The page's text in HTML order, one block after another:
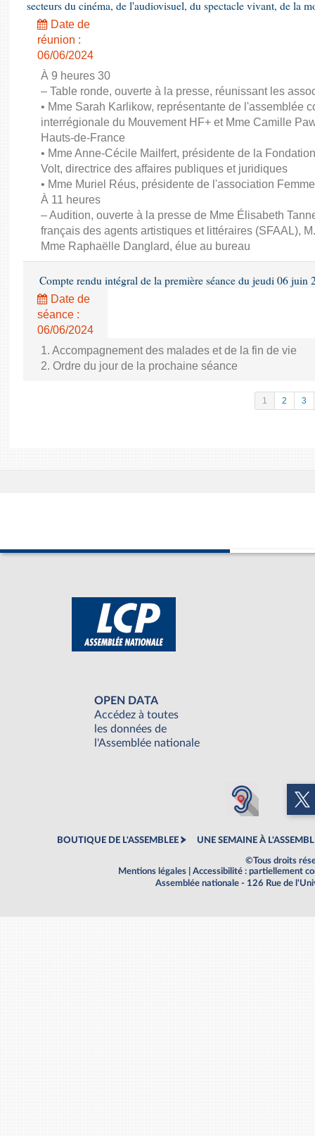
secteurs du cinéma, de l'audiovisuel, du spectacle vivant, de la
Date de
réunion :
06/06/2024
À 9 heures 30
– Table ronde, ouverte à la presse, réunissant les
• Mme Sarah Karlikow, représentante de l'assemblée
interrégionale du Mouvement HF+ et Mme Camille
Hauts-de-France
• Mme Anne-Cécile Mailfert, présidente de la
Volt, directrice des affaires publiques et juridiques
• Mme Muriel Réus, présidente de l'association
À 11 heures
– Audition, ouverte à la presse de Mme Élisabeth
français des agents artistiques et littéraires (SFAAL),
Mme Raphaëlle Danglard, élue au bureau
Compte rendu intégral de la première séance du jeudi 06 juin
Date de
séance :
06/06/2024
1. Accompagnement des malades et de la fin de vie
2. Ordre du jour de la prochaine séance
1 2 3
OPEN DATA
Accédez à toutes
les données de
l'Assemblée nationale
BOUTIQUE DE L'ASSEMBLEE UNE SEMAINE À
©Tous droits
Mentions légales
Accessibilité : partiellement
Assemblée nationale - 126 Rue de